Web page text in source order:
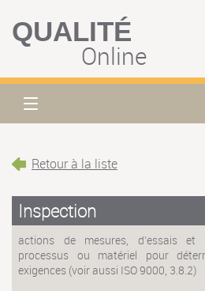
QUALITÉ
Online
Retour à la liste
Inspection
actions de mesures, d’essais et
processus ou matériel pour
exigences (voir aussi ISO 9000, 3.8.2)